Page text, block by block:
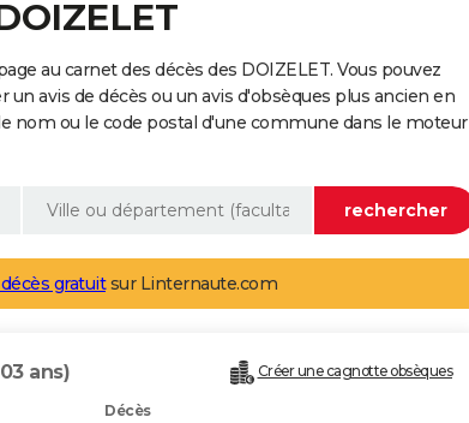
au carnet des décès des DOIZELET. Vous pouvez
avis de décès ou un avis d'obsèques plus ancien en
nom ou le code postal d'une commune dans le moteur
gratuitsur Linternaute.com
ans) Créer une cagnotte obsèques
Décès